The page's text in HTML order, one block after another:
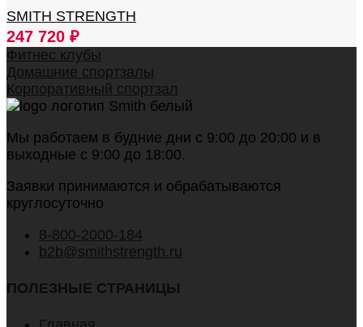
SMITH STRENGTH
247 720 ₽
Фитнес клубы
Домашние спортзалы
Корпоративный спортзал
Мы работаем в будние дни с 9:00 до 20:00 и в
выходные с 9:00 до 18:00.
Заявки принимаются и обрабатываются
круглосуточно
8-800-2000-184
b2b@smithstrength.ru
ПОЛЕЗНЫЕ СТРАНИЦЫ